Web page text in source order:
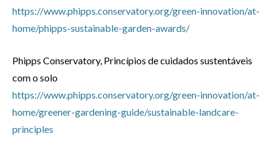
https://www.phipps.conservatory.org/green-innovation/at-
home/phipps-sustainable-garden-awards/
Phipps Conservatory, Princípios de cuidados sustentáveis
com o solo
https://www.phipps.conservatory.org/green-innovation/at-
home/greener-gardening-guide/sustainable-landcare-
principles